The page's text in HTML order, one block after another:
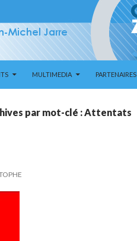
MULTIMEDIA PARTENAIRES
par mot-clé : Attentats